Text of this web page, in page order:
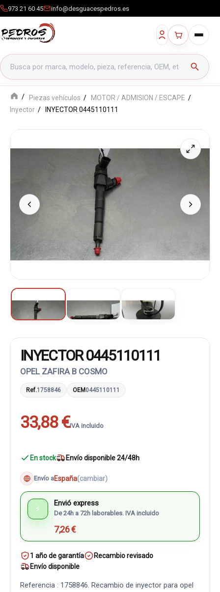
973 21 60 45 info@desguacespedros.es
Buscar productos
search
Piezas vehículos
MOTOR / ADMISION / ESCAPE
Inyector
INYECTOR 0445110111
INYECTOR 0445110111
OPEL ZAFIRA B COSMO
Ref.1758846 OEM0445110111
33,88 €IVA incluido
En stock Envío disponible 24/48h
Envío aEspaña(cambiar)
⚡
Envió express
De 24h a 72h laborables. IVA incluido
7,26 €
1 año de garantía
Recambio revisado
Envío disponible
Referencia : 1758846. Recambio de inyector para opel